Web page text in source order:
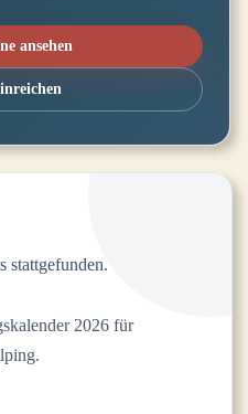
ansehen
stattgefunden.
2026 für